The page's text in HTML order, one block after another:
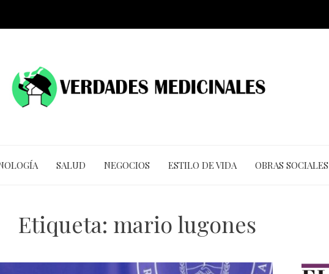
SALUD NEGOCIOS ESTILO DE VIDA OBRAS SOCIALES
Etiqueta: mario lugones